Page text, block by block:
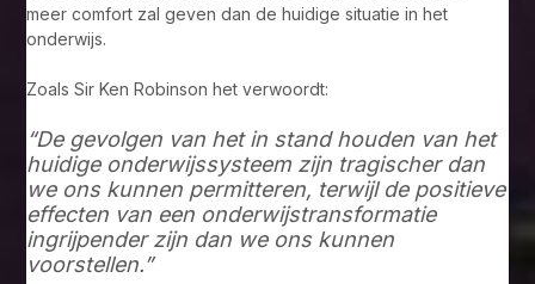
meer comfort zal geven dan de huidige situatie in het
onderwijs.
Zoals Sir Ken Robinson het verwoordt:
“De gevolgen van het in stand houden van het
huidige onderwijssysteem zijn tragischer dan
we ons kunnen permitteren, terwijl de positieve
effecten van een onderwijstransformatie
ingrijpender zijn dan we ons kunnen
voorstellen.”